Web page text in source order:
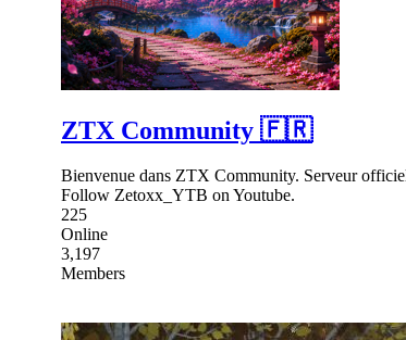
ZTX Community 🇫🇷
Bienvenue dans ZTX Community. Serveur
Follow Zetoxx_YTB on Youtube.
225
Online
3,197
Members